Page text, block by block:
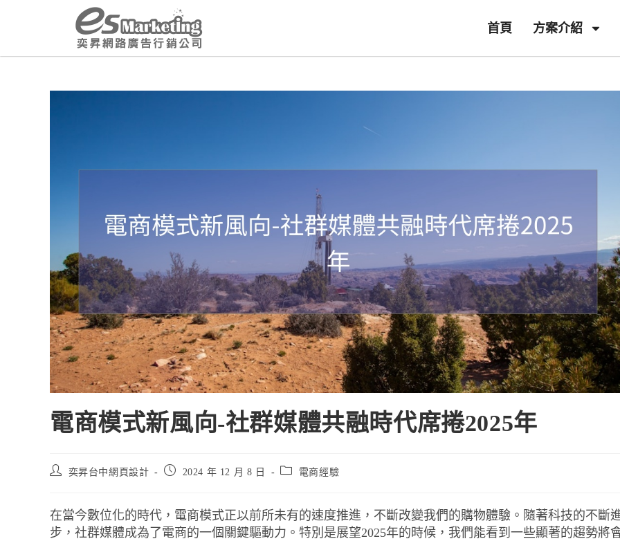
首頁 方案介紹
電商模式新風向-社群媒體共融時代席捲2025年
奕昇台中網頁設計 2024 年 12 月 8 日 電商經驗
在當今數位化的時代，電商模式正以前所未有的速度推進，不斷改變我們的購物體驗。隨著科技的不斷
步，社群媒體成為了電商的一個關鍵驅動力。特別是展望2025年的時候，我們能看到一些顯著的趨勢將